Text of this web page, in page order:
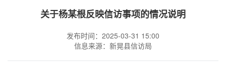
关于杨某根反映信访事项的情况说明
发布时间：2025-03-31 15:00
信息来源：新晃县信访局